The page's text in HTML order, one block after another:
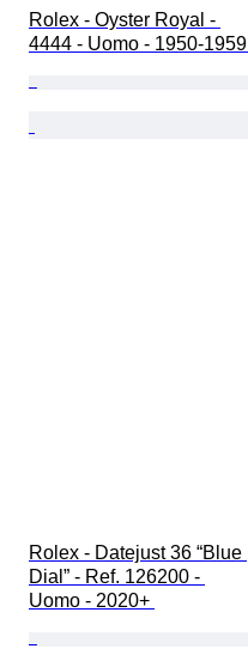
Rolex - Oyster Royal -
4444 - Uomo - 1950-1959
Rolex - Datejust 36 “Blue
Dial” - Ref. 126200 -
Uomo - 2020+